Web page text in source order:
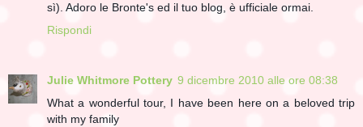
sì). Adoro le Bronte's ed il tuo blog, è ufficiale ormai.
Rispondi
Julie Whitmore Pottery 9 dicembre 2010 alle ore 08:38
What a wonderful tour, I have been here on a beloved trip
with my family